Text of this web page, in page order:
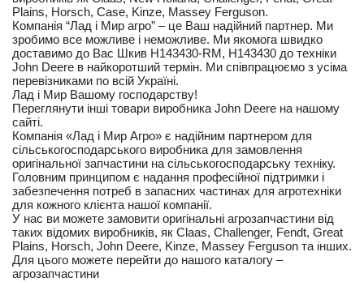
Plains, Horsch, Case, Kinze, Massey Ferguson.
Компанія “Лад і Мир агро” – це Ваш надійний партнер. Ми
зробимо все можливе і неможливе. Ми якомога швидко
доставимо до Вас Шкив H143430-RM, H143430 до техніки
John Deere в найкоротший термін. Ми співпрацюємо з усіма
перевізниками по всій Україні.
Лад і Мир Вашому господарству!
Переглянути інші товари виробника John Deere на нашому
сайті.
Компанія «Лад і Мир Агро» є надійним партнером для
сільськогосподарського виробника для замовлення
оригінальної запчастини на сільськогосподарську техніку.
Головним принципом є надання професійної підтримки і
забезпечення потреб в запасних частинах для агротехніки
для кожного клієнта нашої компанії.
У нас ви можете замовити оригінальні агрозапчастини від
таких відомих виробників, як Claas, Challenger, Fendt, Great
Plains, Horsch, John Deere, Kinze, Massey Ferguson та інших.
Для цього можете перейти до нашого каталогу –
агрозапчастини